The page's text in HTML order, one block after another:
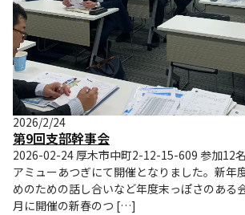
2026/2/24
第9回支部幹事会
2026-02-24 厚木市中町2-12-15-609 参加12
アミューあつぎにて開催となりました。新年
めのための話し合いなど年度末っぽさのある
月に開催の新春のつ […]